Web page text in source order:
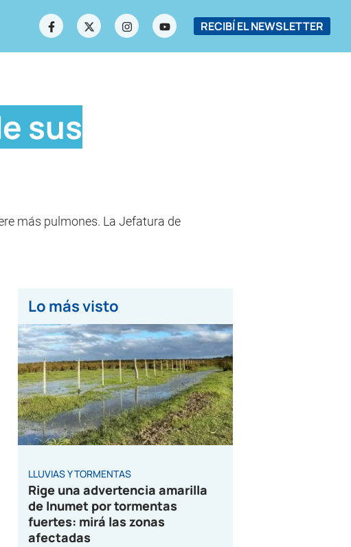
RECIBÍ EL NEWSLETTER
sus
más pulmones. La Jefatura de
Lo más visto
LLUVIAS Y TORMENTAS
Rige una advertencia amarilla
de Inumet por tormentas
fuertes: mirá las zonas
afectadas